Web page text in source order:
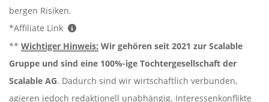
bergen Risiken.
*Affiliate Link
** Wichtiger Hinweis: Wir gehören seit 2021 zur Scalable
Gruppe und sind eine 100%-ige Tochtergesellschaft der
Scalable AG. Dadurch sind wir wirtschaftlich verbunden,
agieren jedoch redaktionell unabhängig. Interessenkonflikte